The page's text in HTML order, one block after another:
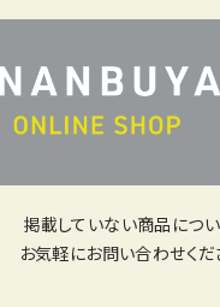
掲載していない商品につ
お気軽にお問い合わせくだ